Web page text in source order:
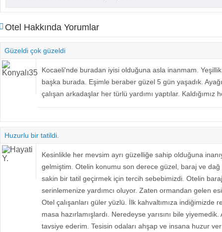
Otel Hakkında Yorumlar
Güzeldi çok güzeldi
Kocaeli'nde buradan iyisi olduğuna asla inanmam.
başka burada. Eşimle beraber güzel 5 gün yaşadık.
çalışan arkadaşlar her türlü yardımı yaptılar.
Huzurlu bir tatildi.
Kesinlikle her mevsim ayrı güzelliğe sahip olduğuna
gelmiştim. Otelin konumu son derece güzel, baraj ve
sakin bir tatil geçirmek için tercih sebebimizdi. Otelin
serinlemenize yardımcı oluyor. Zaten ormandan gelen
Otel çalışanları güler yüzlü. İlk kahvaltımıza indiğimizde
masa hazırlamışlardı. Neredeyse yarısını bile
tavsiye ederim. Tesisin odaları ahşap ve insana huzur